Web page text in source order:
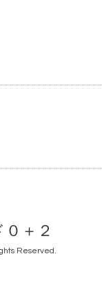
＋２
Reserved.